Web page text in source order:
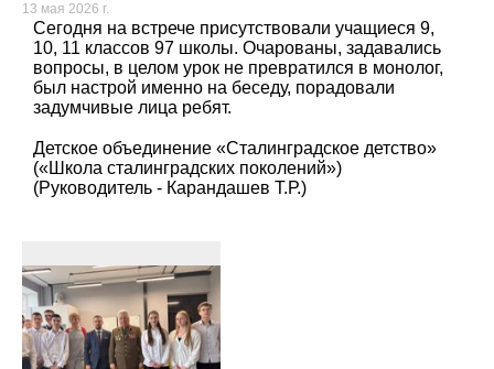
13 мая 2026 г.
Сегодня на встрече присутствовали учащиеся 9,
10, 11 классов 97 школы. Очарованы, задавались
вопросы, в целом урок не превратился в монолог,
был настрой именно на беседу, порадовали
задумчивые лица ребят.
Детское объединение «Сталинградское детство»
(«Школа сталинградских поколений»)
(Руководитель - Карандашев Т.Р.)